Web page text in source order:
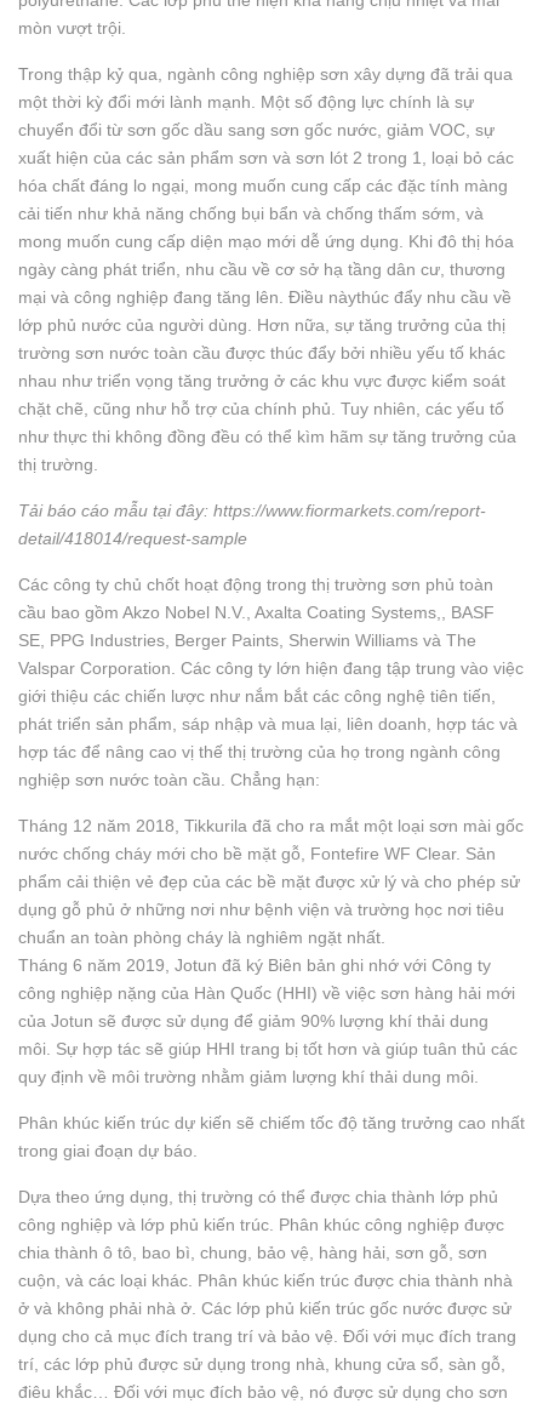
mòn vượt trội.
Trong thập kỷ qua, ngành công nghiệp sơn xây dựng đã trải qua
một thời kỳ đổi mới lành mạnh. Một số động lực chính là sự
chuyển đổi từ sơn gốc dầu sang sơn gốc nước, giảm VOC, sự
xuất hiện của các sản phẩm sơn và sơn lót 2 trong 1, loại bỏ các
hóa chất đáng lo ngại, mong muốn cung cấp các đặc tính màng
cải tiến như khả năng chống bụi bẩn và chống thấm sớm, và
mong muốn cung cấp diện mạo mới dễ ứng dụng. Khi đô thị hóa
ngày càng phát triển, nhu cầu về cơ sở hạ tầng dân cư, thương
mại và công nghiệp đang tăng lên. Điều nàythúc đẩy nhu cầu về
lớp phủ nước của người dùng. Hơn nữa, sự tăng trưởng của thị
trường sơn nước toàn cầu được thúc đẩy bởi nhiều yếu tố khác
nhau như triển vọng tăng trưởng ở các khu vực được kiểm soát
chặt chẽ, cũng như hỗ trợ của chính phủ. Tuy nhiên, các yếu tố
như thực thi không đồng đều có thể kìm hãm sự tăng trưởng của
thị trường.
Tải báo cáo mẫu tại đây: https://www.fiormarkets.com/report-
detail/418014/request-sample
Các công ty chủ chốt hoạt động trong thị trường sơn phủ toàn
cầu bao gồm Akzo Nobel N.V., Axalta Coating Systems,, BASF
SE, PPG Industries, Berger Paints, Sherwin Williams và The
Valspar Corporation. Các công ty lớn hiện đang tập trung vào việc
giới thiệu các chiến lược như nắm bắt các công nghệ tiên tiến,
phát triển sản phẩm, sáp nhập và mua lại, liên doanh, hợp tác và
hợp tác để nâng cao vị thế thị trường của họ trong ngành công
nghiệp sơn nước toàn cầu. Chẳng hạn:
Tháng 12 năm 2018, Tikkurila đã cho ra mắt một loại sơn mài gốc
nước chống cháy mới cho bề mặt gỗ, Fontefire WF Clear. Sản
phẩm cải thiện vẻ đẹp của các bề mặt được xử lý và cho phép sử
dụng gỗ phủ ở những nơi như bệnh viện và trường học nơi tiêu
chuẩn an toàn phòng cháy là nghiêm ngặt nhất.
Tháng 6 năm 2019, Jotun đã ký Biên bản ghi nhớ với Công ty
công nghiệp nặng của Hàn Quốc (HHI) về việc sơn hàng hải mới
của Jotun sẽ được sử dụng để giảm 90% lượng khí thải dung
môi. Sự hợp tác sẽ giúp HHI trang bị tốt hơn và giúp tuân thủ các
quy định về môi trường nhằm giảm lượng khí thải dung môi.
Phân khúc kiến ​​trúc dự kiến ​​sẽ chiếm tốc độ tăng trưởng cao nhất
trong giai đoạn dự báo.
Dựa theo ứng dụng, thị trường có thể được chia thành lớp phủ
công nghiệp và lớp phủ kiến ​​trúc. Phân khúc công nghiệp được
chia thành ô tô, bao bì, chung, bảo vệ, hàng hải, sơn gỗ, sơn
cuộn, và các loại khác. Phân khúc kiến ​​trúc được chia thành nhà
ở và không phải nhà ở. Các lớp phủ kiến ​​trúc gốc nước được sử
dụng cho cả mục đích trang trí và bảo vệ. Đối với mục đích trang
trí, các lớp phủ được sử dụng trong nhà, khung cửa sổ, sàn gỗ,
điêu khắc… Đối với mục đích bảo vệ, nó được sử dụng cho sơn